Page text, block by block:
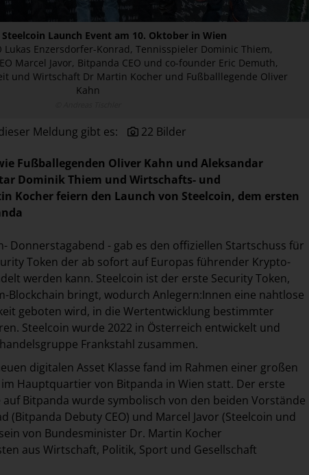
Launch Event am 10. Oktober in Wien
Lukas Enzersdorfer-Konrad, Tennisspieler Dominic Thiem,
Marcel Javor, Bitpanda CEO und co-founder Eric Demuth,
und Wirtschaft Dr Martin Kocher und Fußballlegende Oliver
Kahn
Meldung gibt es: 22 Bilder
Fußballegenden Oliver Kahn und Aleksandar
Dominik Thiem und Wirtschafts- und
Kocher feiern den Launch von Steelcoin, dem ersten
Donnerstagabend - gab es den offiziellen Startschuss für
Token der ab sofort auf Europas führender Krypto-
werden kann. Steelcoin ist der erste Security Token,
Blockchain bringt, wodurch Anlegern:Innen eine nahtlose
geboten wird, in die Wertentwicklung bestimmter
Steelcoin wurde 2022 in Österreich entwickelt und
Frankstahl zusammen.
digitalen Asset Klasse fand im Rahmen einer großen
im Hauptquartier von Bitpanda in Wien statt. Der erste
Bitpanda wurde symbolisch von den beiden Vorstände
(Bitpanda Debuty CEO) und Marcel Javor (Steelcoin und
von Bundesminister Dr. Martin Kocher
aus Wirtschaft, Politik, Sport und Gesellschaft